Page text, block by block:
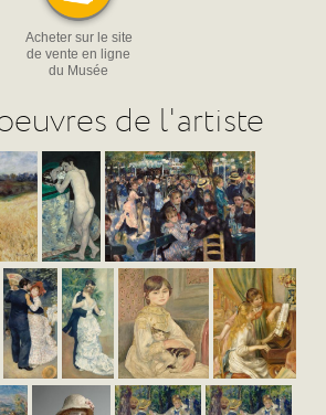
Acheter sur le site
de vente en ligne
du Musée
de l'artiste